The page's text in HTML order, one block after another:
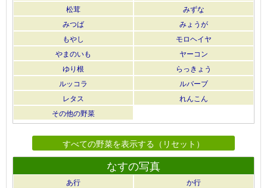
松茸
みずな
みつば
みょうが
もやし
モロヘイヤ
やまのいも
ヤーコン
ゆり根
らっきょう
ルッコラ
ルバーブ
レタス
れんこん
その他の野菜
すべての野菜を表示する（リセット）
なすの写真
あ行
か行